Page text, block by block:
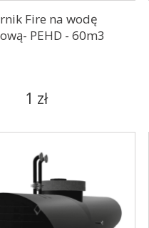
Fire na wodę
PEHD - 60m3
1 zł